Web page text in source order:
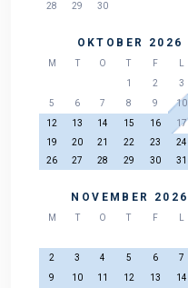
28
29 30
OKTOBER 2026
M T O T F L
1
2 3
5
6 7 8 9 10
12
13 14 15 16 17
19
20 21 22 23 24
26
27 28 29 30 31
NOVEMBER 2026
M T O T F L
2
3 4 5 6 7
9
10 11 12 13 14